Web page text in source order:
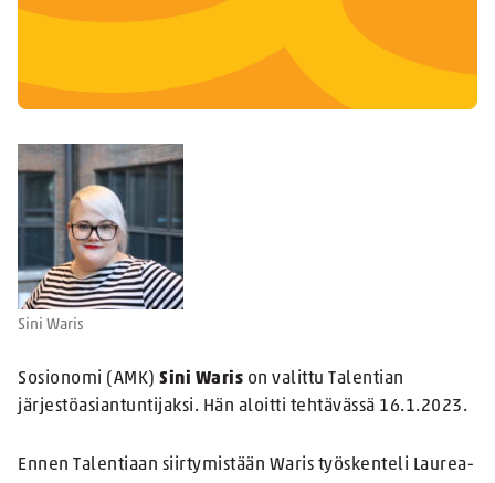
Sini Waris
Sosionomi (AMK) Sini Waris on valittu Talentian
järjestöasiantuntijaksi. Hän aloitti tehtävässä 16.1.2023.
Ennen Talentiaan siirtymistään Waris työskenteli Laurea-